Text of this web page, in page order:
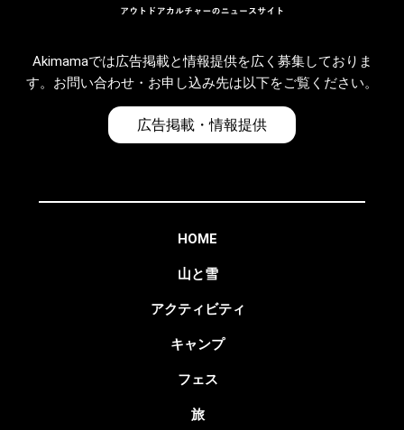
Akimamaでは広告掲載と情報提供を広く募集しておりま
す。お問い合わせ・お申し込み先は以下をご覧ください。
広告掲載・情報提供
HOME
山と雪
アクティビティ
キャンプ
フェス
旅